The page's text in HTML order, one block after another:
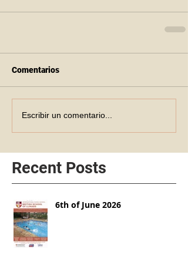
Comentarios
Escribir un comentario...
Recent Posts
6th of June 2026